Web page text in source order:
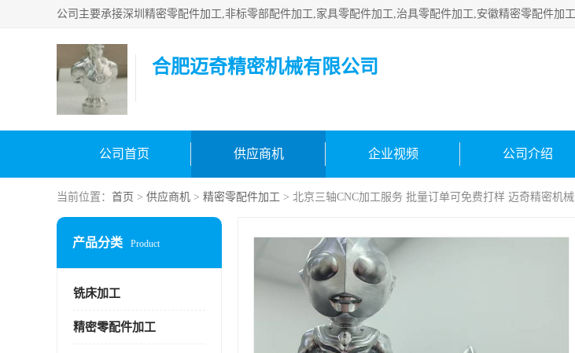
合肥迈奇精密机械有限公司
公司首页 供应商机 企业视频 公司介绍
当前位置： 首页 > 供应商机 > 精密零配件加工 > 北京三轴CNC加工服务 批量订单可免费打样 迈奇精密机械
产品分类 Product
铣床加工
精密零配件加工